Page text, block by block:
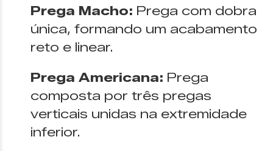
Prega Macho: Prega com dobra
única, formando um acabamento
reto e linear.
Prega Americana: Prega
composta por três pregas
verticais unidas na extremidade
inferior.